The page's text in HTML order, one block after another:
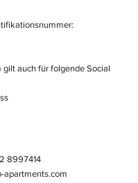
gilt auch für folgende Social
8997414
apartments.com